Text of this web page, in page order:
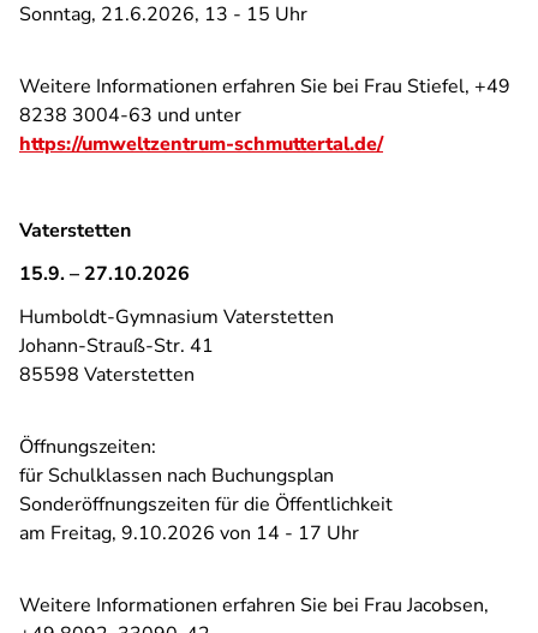
Sonntag, 21.6.2026, 13 - 15 Uhr
Weitere Informationen erfahren Sie bei Frau Stiefel, +49
8238 3004-63 und unter
https://umweltzentrum-schmuttertal.de/
Vaterstetten
15.9. – 27.10.2026
Humboldt-Gymnasium Vaterstetten
Johann-Strauß-Str. 41
85598 Vaterstetten
Öffnungszeiten:
für Schulklassen nach Buchungsplan
Sonderöffnungszeiten für die Öffentlichkeit
am Freitag, 9.10.2026 von 14 - 17 Uhr
Weitere Informationen erfahren Sie bei Frau Jacobsen,